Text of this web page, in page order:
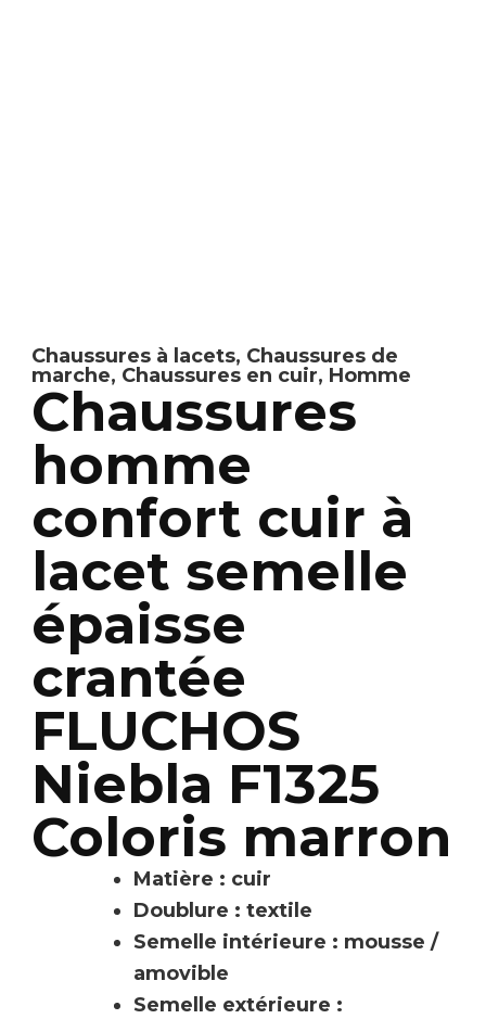
Chaussures à lacets, Chaussures de
marche, Chaussures en cuir, Homme
Chaussures
homme
confort cuir à
lacet semelle
épaisse
crantée
FLUCHOS
Niebla F1325
Coloris marron
Matière : cuir
Doublure : textile
Semelle intérieure : mousse /
amovible
Semelle extérieure :